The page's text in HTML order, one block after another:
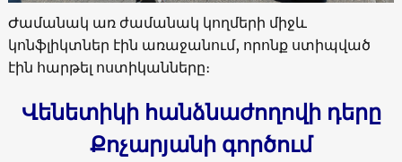
Ժամանակ առ ժամանակ կողմերի միջև
կոնֆլիկտներ էին առաջանում, որոնք ստիպված
էին հարթել ոստիկանները։
Վենետիկի հանձնաժողովի դերը
Քոչարյանի գործում